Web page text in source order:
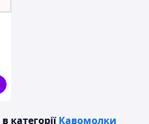
в категорії Кавомолки